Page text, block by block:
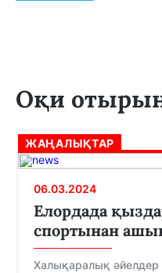
Оқи
ЖАҢАЛЫҚТАР
06.03.2024
Елордада
спортынан ашық
Халықаралық әйелдер